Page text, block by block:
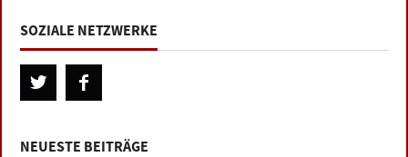
SOZIALE NETZWERKE
NEUESTE BEITRÄGE